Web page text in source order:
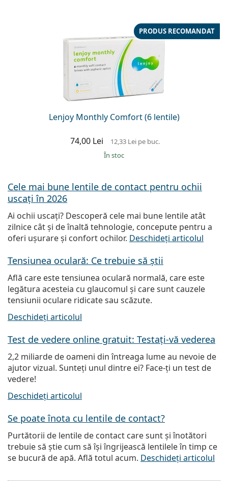
Lenjoy Monthly Comfort (6 lentile)
PRODUS RECOMANDAT
74,00 Lei 12,33 Lei pe buc.
În stoc
Cele mai bune lentile de contact pentru ochii
uscați în 2026
Ai ochii uscați? Descoperă cele mai bune lentile atât
zilnice cât și de înaltă tehnologie, concepute pentru a
oferi ușurare și confort ochilor. Deschideți articolul
Tensiunea oculară: Ce trebuie să știi
Află care este tensiunea oculară normală, care este
legătura acesteia cu glaucomul și care sunt cauzele
tensiunii oculare ridicate sau scăzute.
Deschideți articolul
Test de vedere online gratuit: Testați-vă vederea
2,2 miliarde de oameni din întreaga lume au nevoie de
ajutor vizual. Sunteți unul dintre ei? Face-ți un test de
vedere!
Deschideți articolul
Se poate înota cu lentile de contact?
Purtătorii de lentile de contact care sunt și înotători
trebuie să știe cum să își îngrijească lentilele în timp ce
se bucură de apă. Află totul acum. Deschideți articolul